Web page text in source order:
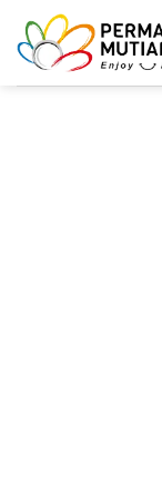
to
content